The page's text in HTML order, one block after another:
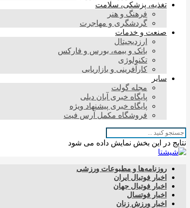
تغذیه، پزشکی، سلامت
فرهنگ و هنر
گردشگری و مهاجرت
صنعت و خدمات
ارزدیجیتال
بانک و بیمه، بورس و فارکس
تکنولوژی
کارآفرینی و بازاریابی
سایر
مجله گولت
پایگاه خبری آبان دیلی
پایگاه خبری پیشنهاد ویژه
فروشگاه مکمل آرس فیت
نتایج در این بخش نمایش داده می شود
روزنامه‌ها و مطبوعات ورزشی
اخبار فوتبال ایران
اخبار فوتبال جهان
اخبار فوتسال
اخبار ورزش زنان